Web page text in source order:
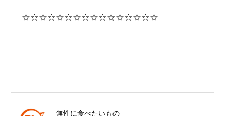
☆☆☆☆☆☆☆☆☆☆☆☆☆☆☆☆
無性に食べたいもの